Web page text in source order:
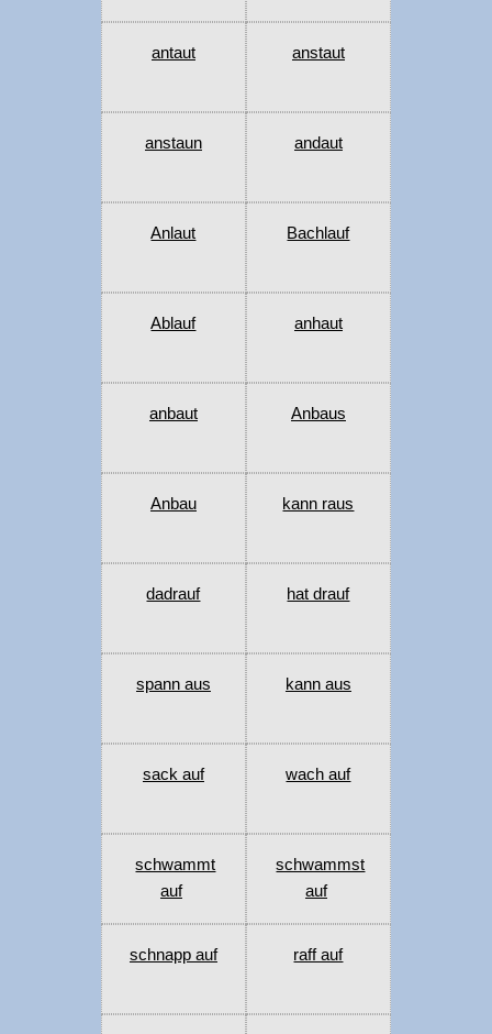
antaut anstaut
anstaun andaut
Anlaut Bachlauf
Ablauf anhaut
anbaut Anbaus
Anbau kann raus
dadrauf hat drauf
spann aus kann aus
sack auf wach auf
schwammt
auf
schwammst
auf
schnapp auf raff auf